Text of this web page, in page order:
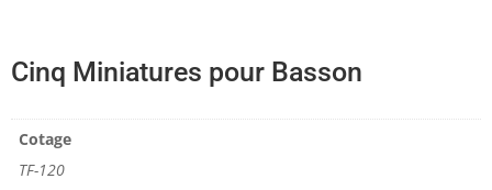
Cinq Miniatures pour Basson
Cotage
TF-120